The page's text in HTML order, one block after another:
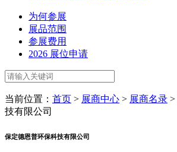
为何参展
展品范围
参展费用
2026 展位申请
当前位置： 首页 > 展商中心 > 展商名录 >
技有限公司
保定德恩普环保科技有限公司